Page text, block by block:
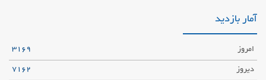
آمار بازدید
امروز 3169
دیروز 7162